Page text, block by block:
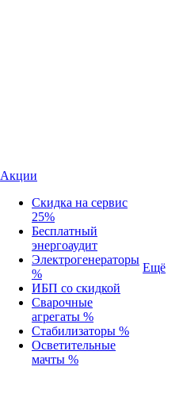
Акции
Скидка на сервис
25%
Бесплатный
энергоаудит
Электрогенераторы
%
ИБП со скидкой
Сварочные
агрегаты %
Стабилизаторы %
Осветительные
мачты %
Ещё